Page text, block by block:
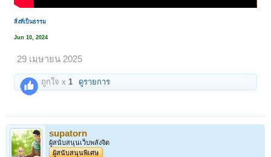
สิ่งที่เป็นธรรม
Jun 10, 2024
29 เมษายน 2025
ถูกใจ x 1 ดูรายการ
supatorn
ผู้สนับสนุนเว็บพลังจิต
ผู้สนับสนุนพิเศษ